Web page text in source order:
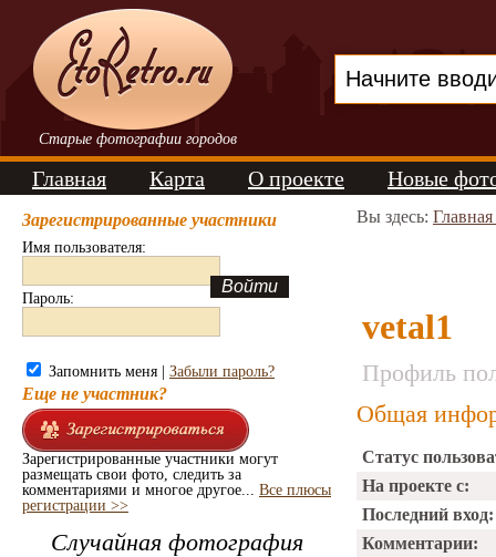
Старые фотографии городов
Главная Карта О проекте Новые
Зарегистрированные участники
Имя пользователя:
Пароль:
Запомнить меня | Забыли пароль?
Еще не участник?
Зарегистрированные участники могут
размещать свои фото, следить за
комментариями и многое другое... Все плюсы
регистрации >>
Случайная фотография
Вы здесь:
vetal1
Профиль
Общая
Статус
На проекте с:
Последний вход:
Комментарии: